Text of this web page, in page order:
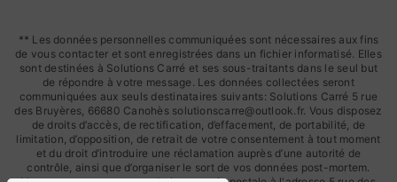
** Les données personnelles communiquées sont nécessaires aux fins
de vous contacter et sont enregistrées dans un fichier informatisé. Elles
sont destinées à Solutions Carré et ses sous-traitants dans le seul but
de répondre à votre message. Les données collectées seront
communiquées aux seuls destinataires suivants: Solutions Carré 5 rue
des Bruyères, 66680 Canohès solutionscarre@outlook.fr. Vous disposez
de droits d’accès, de rectification, d’effacement, de portabilité, de
limitation, d’opposition, de retrait de votre consentement à tout moment
et du droit d’introduire une réclamation auprès d’une autorité de
contrôle, ainsi que d’organiser le sort de vos données post-mortem.